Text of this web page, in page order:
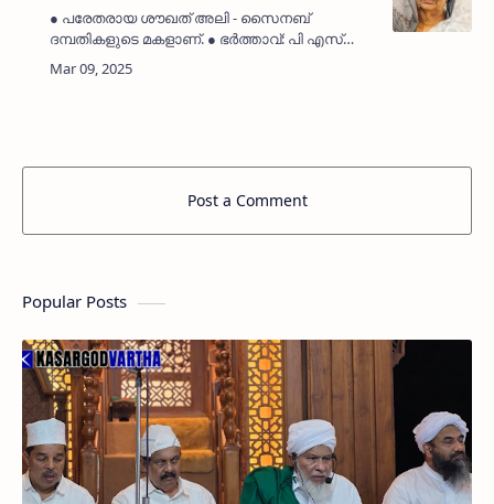
● പരേതരായ ശൗഖത് അലി - സൈനബ്
ദമ്പതികളുടെ മകളാണ്. ● ഭർത്താവ്: പി എസ്
അബ്ദുല്ല. ● തളങ്കര മാലിക് ദീനാർ ജുമാ മസ്ജിദ്
ഖബർസ്ഥാനിൽ ഖബറടക്കി. തളങ്കര:
Post a Comment
Popular Posts